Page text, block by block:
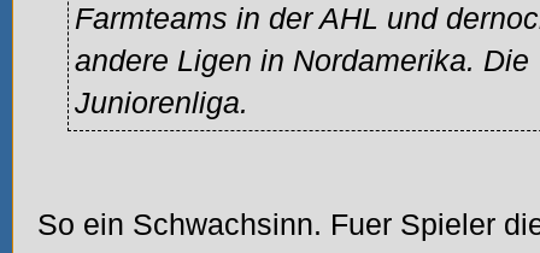
Farmteams in der AHL und
andere Ligen in Nordamerika. Die
Juniorenliga.
So ein Schwachsinn. Fuer Spieler